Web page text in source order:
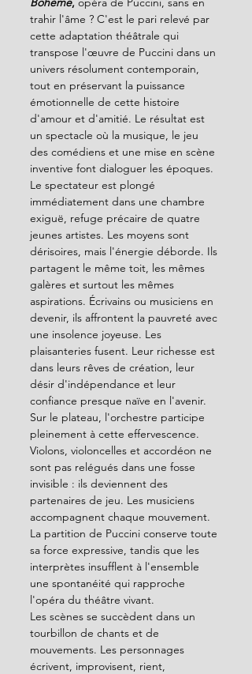
trahir l'âme ? C'est le pari relevé par
cette adaptation théâtrale qui
transpose l'œuvre de Puccini dans un
univers résolument contemporain,
tout en préservant la puissance
émotionnelle de cette histoire
d'amour et d'amitié. Le résultat est
un spectacle où la musique, le jeu
des comédiens et une mise en scène
inventive font dialoguer les époques.
Le spectateur est plongé
immédiatement dans une chambre
exiguë, refuge précaire de quatre
jeunes artistes. Les moyens sont
dérisoires, mais l'énergie déborde. Ils
partagent le même toit, les mêmes
galères et surtout les mêmes
aspirations. Écrivains ou musiciens en
devenir, ils affrontent la pauvreté avec
une insolence joyeuse. Les
plaisanteries fusent. Leur richesse est
dans leurs rêves de création, leur
désir d'indépendance et leur
confiance presque naïve en l'avenir.
Sur le plateau, l'orchestre participe
pleinement à cette effervescence.
Violons, violoncelles et accordéon ne
sont pas relégués dans une fosse
invisible : ils deviennent des
partenaires de jeu. Les musiciens
accompagnent chaque mouvement.
La partition de Puccini conserve toute
sa force expressive, tandis que les
interprètes insufflent à l'ensemble
une spontanéité qui rapproche
l'opéra du théâtre vivant.
Les scènes se succèdent dans un
tourbillon de chants et de
mouvements. Les personnages
écrivent, improvisent, rient,